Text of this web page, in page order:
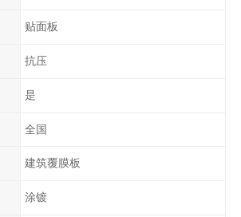
贴面板
抗压
是
全国
建筑覆膜板
涂镀